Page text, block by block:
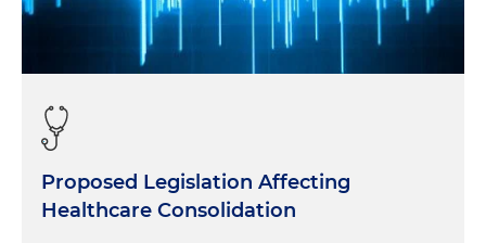
Proposed Legislation Affecting
Healthcare Consolidation